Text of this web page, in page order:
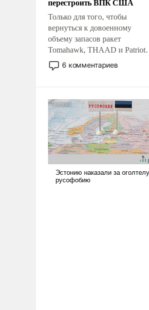
Только для того, чтобы
вернуться к довоенному
объему запасов ракет
Tomahawk, THAAD и Patriot
США потребуется более трех
лет. Даже небольшая война с
Сложившаяся ситуация
означает многолетний период
уязвимости США, например,
перед Китаем.
6 комментариев